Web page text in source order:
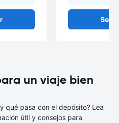
un viaje bien
qué pasa con el depósito? Lea
útil y consejos para